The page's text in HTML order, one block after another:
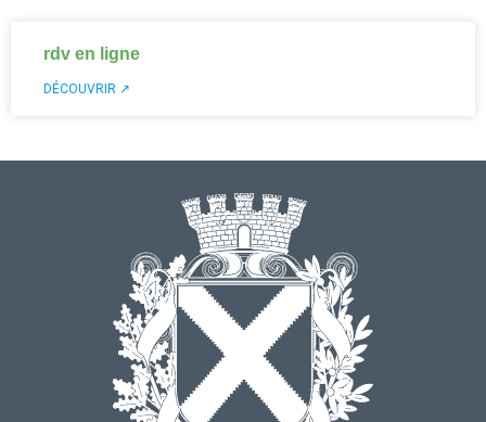
rdv en ligne
DÉCOUVRIR ↗